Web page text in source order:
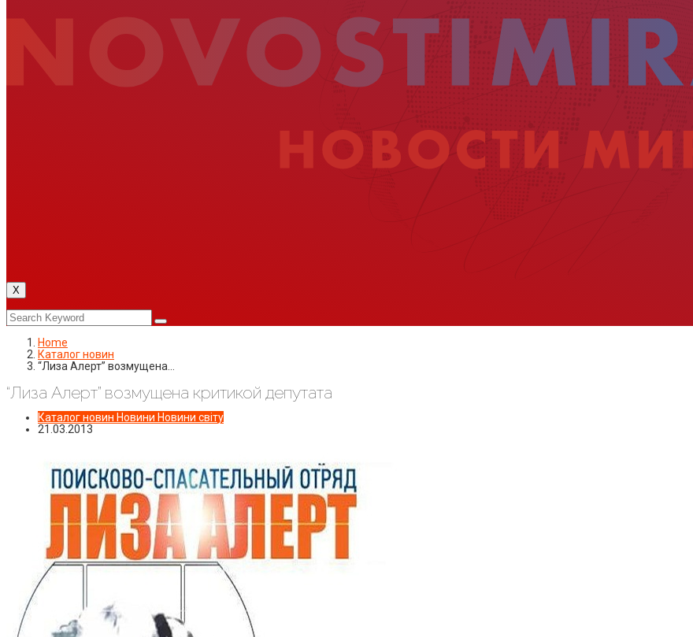
X
Home
Каталог новин
“Лиза Алерт” возмущена…
“Лиза Алерт” возмущена критикой депутата
Каталог новин Новини Новини світу
21.03.2013